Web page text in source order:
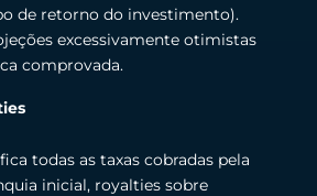
de retorno do investimento).
excessivamente otimistas
comprovada.
todas as taxas cobradas pela
inicial, royalties sobre